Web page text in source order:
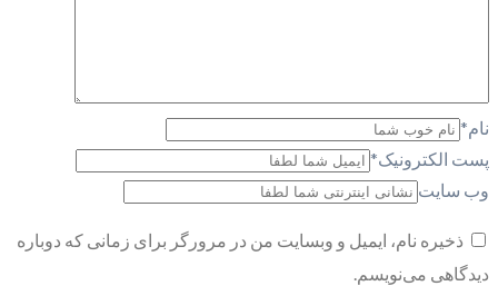
نام*
پست الکترونیک*
وب سایت
ذخیره نام، ایمیل و وبسایت من در مرورگر برای زمانی که دوباره
دیدگاهی می‌نویسم.